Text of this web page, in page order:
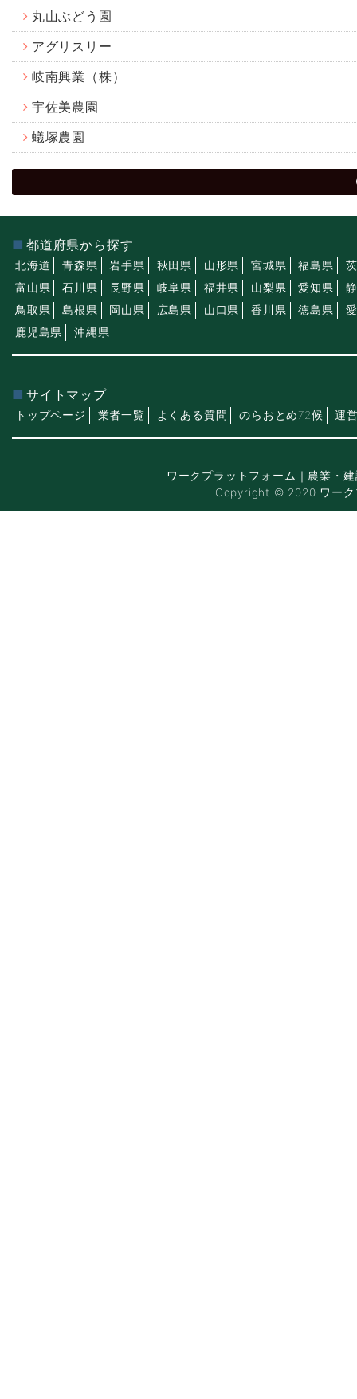
丸山ぶどう園
アグリスリー
岐南興業（株）
宇佐美農園
蟻塚農園
都道府県から探す
北海道 青森県 岩手県 秋田県 山形県 宮城県 福島県
富山県
石川県 長野県 岐阜県 福井県 山梨県 愛知県
鳥取県
島根県 岡山県 広島県 山口県 香川県 徳島県
鹿児島県
沖縄県
サイトマップ
トップページ 業者一覧 よくある質問 のらおとめ72候 運
ワークプラットフォーム｜農業・
Copyright © 2020 ワーク